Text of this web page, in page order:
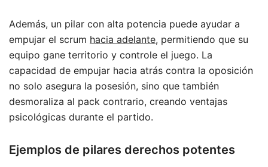
Además, un pilar con alta potencia puede ayudar a
empujar el scrum hacia adelante, permitiendo que su
equipo gane territorio y controle el juego. La
capacidad de empujar hacia atrás contra la oposición
no solo asegura la posesión, sino que también
desmoraliza al pack contrario, creando ventajas
psicológicas durante el partido.
Ejemplos de pilares derechos potentes